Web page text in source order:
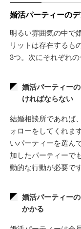
婚活パーティーの
明るい雰囲気の中で
リットは存在するも
3つ。次にそれぞれ
婚活パーティー
ければならない
結婚相談所であれば
ォローをしてくれま
いパーティーを選ん
加したパーティーで
動的な行動が必要です
婚活パーティー
かかる